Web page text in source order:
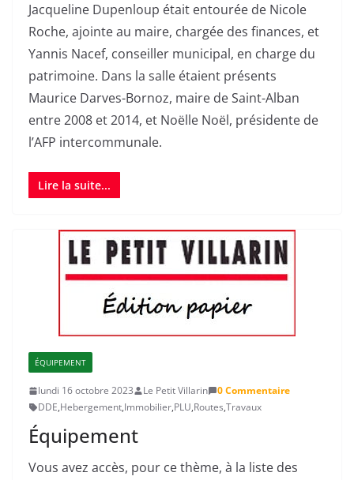
Jacqueline Dupenloup était entourée de Nicole
Roche, ajointe au maire, chargée des finances, et
Yannis Nacef, conseiller municipal, en charge du
patrimoine. Dans la salle étaient présents
Maurice Darves-Bornoz, maire de Saint-Alban
entre 2008 et 2014, et Noëlle Noël, présidente de
l’AFP intercommunale.
Lire la suite...
ÉQUIPEMENT
lundi 16 octobre 2023 Le Petit Villarin
0 Commentaire
DDE,Hebergement,Immobilier,PLU,Routes,Travaux
Équipement
Vous avez accès, pour ce thème, à la liste des